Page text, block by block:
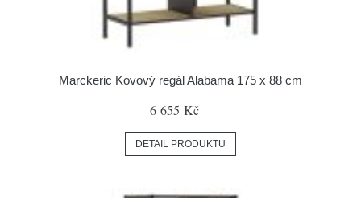
Marckeric Kovový regál Alabama 175 x 88 cm
6 655 Kč
DETAIL PRODUKTU